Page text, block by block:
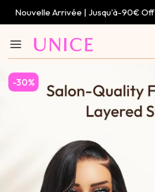
Nouvelle Arrivée | Jusqu'à-90€ Off
-30%